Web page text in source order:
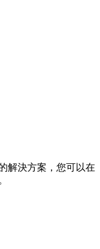
解決方案，您可以在